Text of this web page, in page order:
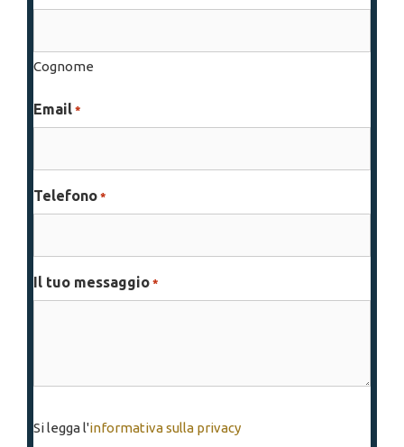
Cognome
Email *
Telefono *
Il tuo messaggio *
legga
Si legga l'informativa sulla privacy